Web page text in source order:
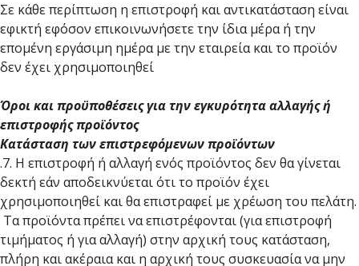
Σε κάθε περίπτωση η επιστροφή και αντικατάσταση είναι
εφικτή εφόσον επικοινωνήσετε την ίδια μέρα ή την
επομένη εργάσιμη ημέρα με την εταιρεία και το προϊόν
δεν έχει χρησιμοποιηθεί
Όροι και προϋποθέσεις για την εγκυρότητα αλλαγής ή
επιστροφής προϊόντος
Κατάσταση των επιστρεφόμενων προϊόντων
.7. Η επιστροφή ή αλλαγή ενός προϊόντος δεν θα γίνεται
δεκτή εάν αποδεικνύεται ότι το προϊόν έχει
χρησιμοποιηθεί και θα επιστραφεί με χρέωση του πελάτη.
Τα προϊόντα πρέπει να επιστρέφονται (για επιστροφή
τιμήματος ή για αλλαγή) στην αρχική τους κατάσταση,
πλήρη και ακέραια και η αρχική τους συσκευασία να μην